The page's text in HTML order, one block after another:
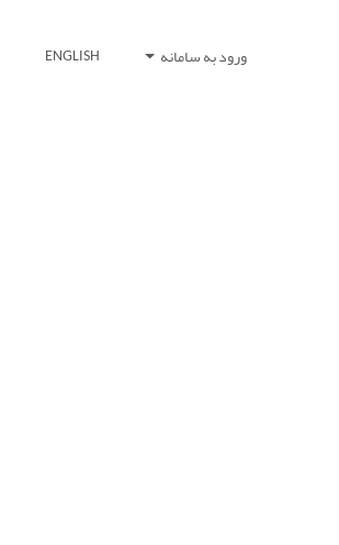
ورود به سامانه ENGLISH